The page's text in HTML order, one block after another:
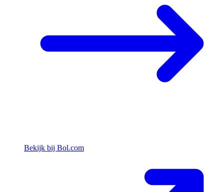
Bekijk bij Bol.com